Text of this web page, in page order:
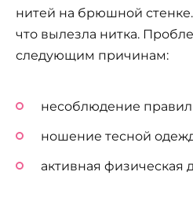
нитей на брюшной
что вылезла нитка.
следующим причинам:
несоблюдение правил
ношение тесной
активная физическая